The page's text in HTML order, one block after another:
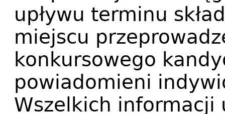
upływu terminu
miejscu
konkursowego
powiadomieni
Wszelkich